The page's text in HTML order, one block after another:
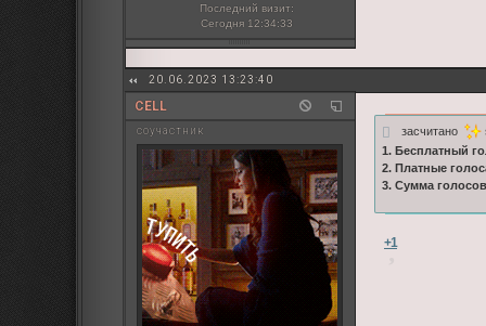
Последний визит:
Сегодня 12:34:33
20.06.2023 13:23:40
CELL
соучастник засчитано
1. Бесплатный
2. Платные
3. Сумма
+1